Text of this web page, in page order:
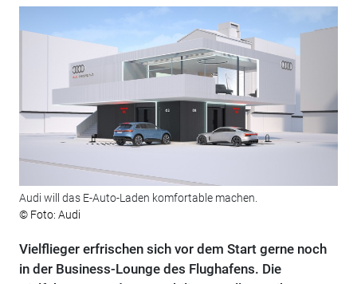
Audi will das E-Auto-Laden komfortable machen.
© Foto: Audi
Vielflieger erfrischen sich vor dem Start gerne noch
in der Business-Lounge des Flughafens. Die